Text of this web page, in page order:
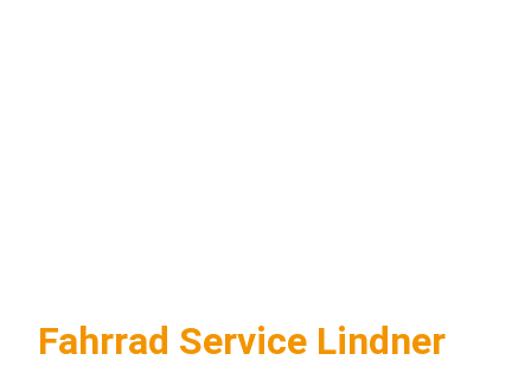
Fahrrad Service Lindner